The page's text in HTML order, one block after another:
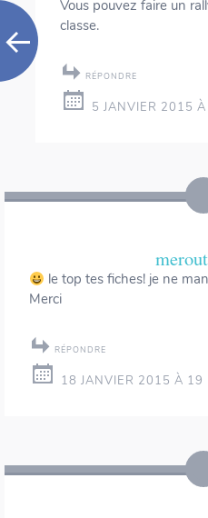
Vous pouvez faire un
classe.
RÉPONDRE
5 JANVIER 2015
le top tes fiches! je ne
Merci
RÉPONDRE
18 JANVIER 2015 À 19